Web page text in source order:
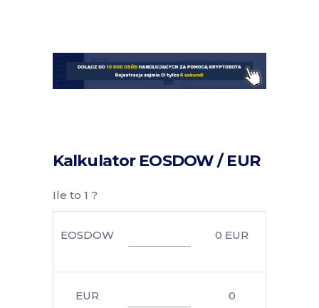
Kalkulator EOSDOW / EUR
Ile to 1 ?
EOSDOW 0 EUR
EUR
0